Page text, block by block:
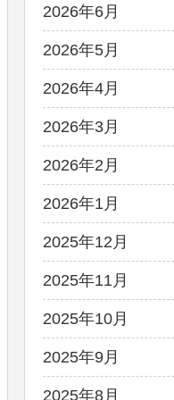
2026年6月
2026年5月
2026年4月
2026年3月
2026年2月
2026年1月
2025年12月
2025年11月
2025年10月
2025年9月
2025年8月